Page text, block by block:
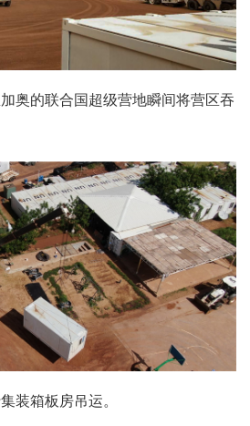
奥的联合国超级营地瞬间将营区吞
装箱板房吊运。